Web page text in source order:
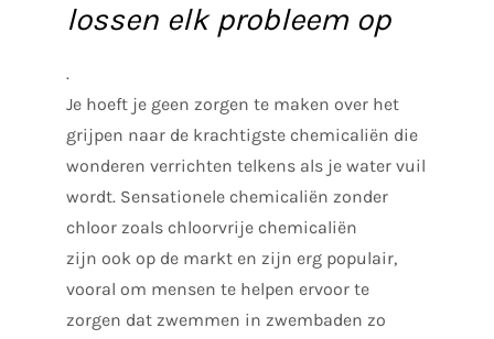
lossen elk probleem op
.
Je hoeft je geen zorgen te maken over het
grijpen naar de krachtigste chemicaliën die
wonderen verrichten telkens als je water vuil
wordt. Sensationele chemicaliën zonder
chloor zoals chloorvrije chemicaliën
zijn ook op de markt en zijn erg populair,
vooral om mensen te helpen ervoor te
zorgen dat zwemmen in zwembaden zo